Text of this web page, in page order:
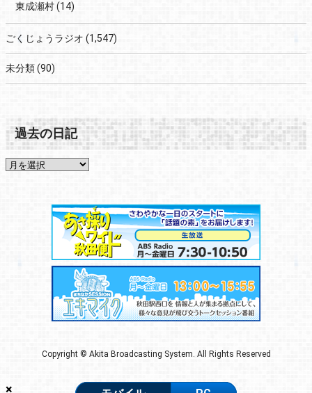
×
東成瀬村(14)
ごくじょうラジオ (1,547)
未分類(90)
過去の日記
Copyright © Akita Broadcasting System. All Rights Reserved